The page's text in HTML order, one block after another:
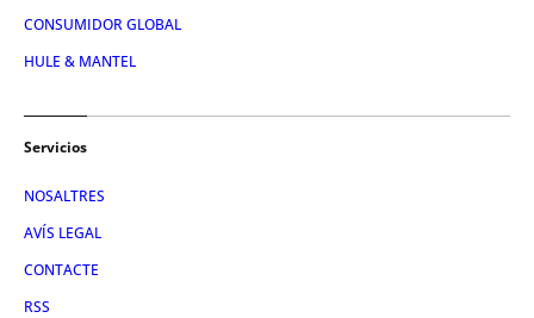
CONSUMIDOR GLOBAL
HULE & MANTEL
Servicios
NOSALTRES
AVÍS LEGAL
CONTACTE
RSS